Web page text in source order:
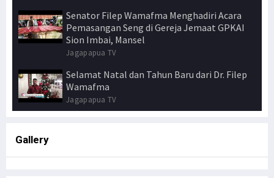
Senator Filep Wamafma Menghadiri Acara
Pemasangan Seng di Gereja Jemaat GPKAI
Sion Imbai, Mansel
Jagapapua TV
Selamat Natal dan Tahun Baru dari Dr. Filep
Wamafma
Jagapapua TV
Gallery